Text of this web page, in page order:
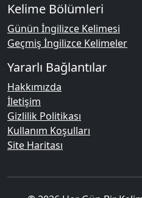
Kelime Bölümleri
Günün İngilizce Kelimesi
Geçmiş İngilizce Kelimeler
Yararlı Bağlantılar
Hakkımızda
İletişim
Gizlilik Politikası
Kullanım Koşulları
Site Haritası